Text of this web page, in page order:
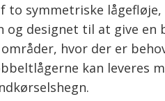
to symmetriske
designet til at give en
hvor der er
kan leveres